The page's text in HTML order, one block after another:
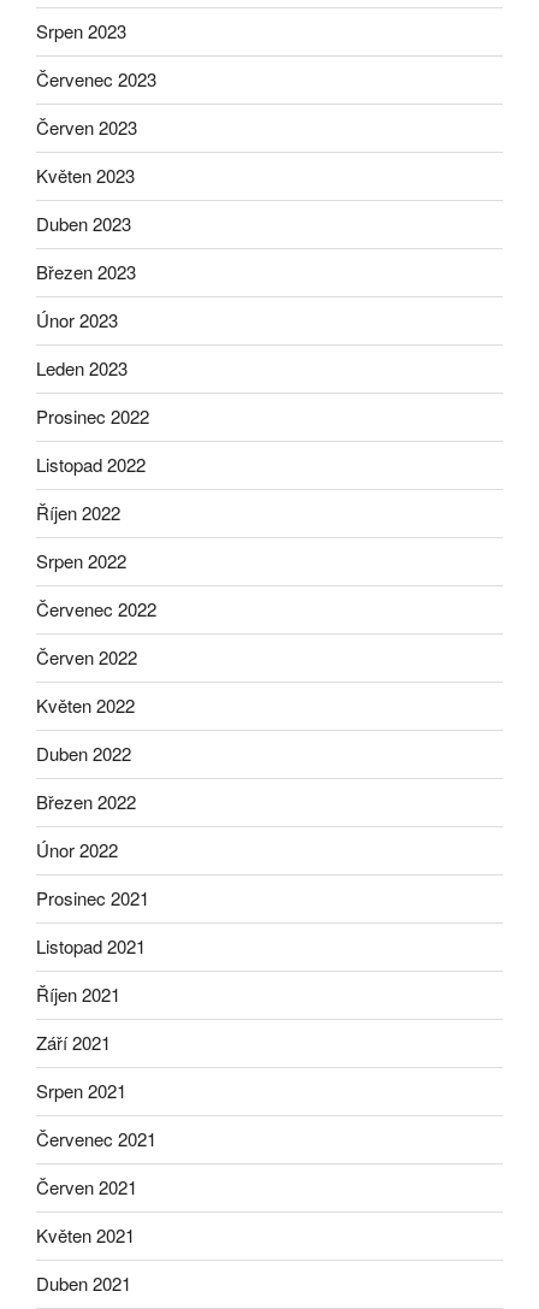
Srpen 2023
Červenec 2023
Červen 2023
Květen 2023
Duben 2023
Březen 2023
Únor 2023
Leden 2023
Prosinec 2022
Listopad 2022
Říjen 2022
Srpen 2022
Červenec 2022
Červen 2022
Květen 2022
Duben 2022
Březen 2022
Únor 2022
Prosinec 2021
Listopad 2021
Říjen 2021
Září 2021
Srpen 2021
Červenec 2021
Červen 2021
Květen 2021
Duben 2021